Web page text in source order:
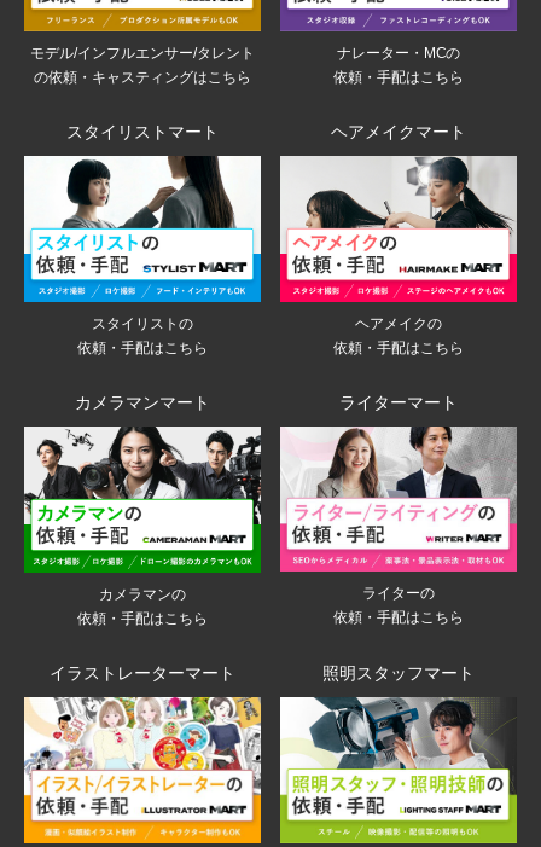
モデル/インフルエンサー/タレント
の依頼・キャスティングはこちら
ナレーター・MCの
依頼・手配はこちら
スタイリストマート
スタイリストの
依頼・手配はこちら
ヘアメイクマート
ヘアメイクの
依頼・手配はこちら
カメラマンマート
カメラマンの
依頼・手配はこちら
ライターマート
ライターの
依頼・手配はこちら
イラストレーターマート 照明スタッフマート